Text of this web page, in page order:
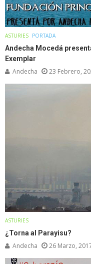
ASTURIES PORTADA
Andecha Mocedá
Exemplar
Andecha 23 Febrero,
ASTURIES
¿Torna al Parayisu?
Andecha 26 Marzo,